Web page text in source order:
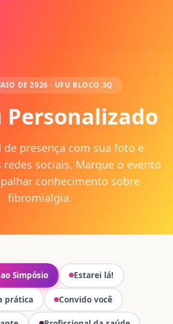
DE 2026 · UFU BLOCO 3Q
Personalizado
de presença com sua foto e
sociais. Marque o evento
conhecimento sobre
fibromialgia.
Simpósio Estarei lá!
prática Convido você